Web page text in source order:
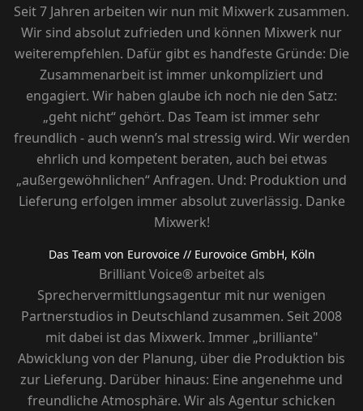
Seit 7 Jahren arbeiten wir nun mit Mixwerk zusammen.
Wir sind absolut zufrieden und können Mixwerk nur
weiterempfehlen. Dafür gibt es handfeste Gründe: Die
Zusammenarbeit ist immer unkompliziert und
engagiert. Wir haben glaube ich noch nie den Satz:
„geht nicht“ gehört. Das Team ist immer sehr
freundlich - auch wenn’s mal stressig wird. Wir werden
ehrlich und kompetent beraten, auch bei etwas
„außergewöhnlichen“ Anfragen. Und: Produktion und
Lieferung erfolgen immer absolut zuverlässig. Danke
Mixwerk!
Das Team von Eurovoice // Eurovoice GmbH, Köln
Brilliant Voice® arbeitet als
Sprechervermittlungsagentur mit nur wenigen
Partnerstudios in Deutschland zusammen. Seit 2008
mit dabei ist das Mixwerk. Immer „brilliante"
Abwicklung von der Planung, über die Produktion bis
zur Lieferung. Darüber hinaus: Eine angenehme und
freundliche Atmosphäre. Wir als Agentur schicken